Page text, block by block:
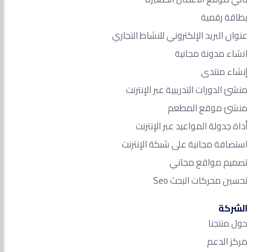
بطاقة رقمية
عنوان البريد الإلكتروني للنشاط التجاري
انشاء مدونة مجانية
إنشاء منتدى
منشئ الدورات التدريبية عبر الإنترنت
منشئ موقع المطعم
أداة جدولة المواعيد عبر الإنترنت
استضافة مجانية على شبكة الإنترنت
تصميم مواقع مجاني
تحسين محركات البحث Seo​
الشركة
حول منتجنا
مركز الدعم